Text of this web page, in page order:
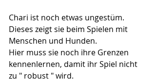
Chari ist noch etwas ungestüm.
Dieses zeigt sie beim Spielen mit
Menschen und Hunden.
Hier muss sie noch ihre Grenzen
kennenlernen, damit ihr Spiel nicht
zu " robust " wird.